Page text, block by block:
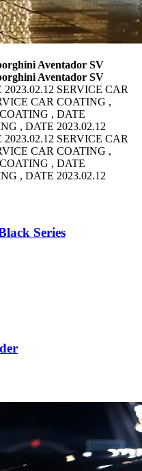
Aventador SV
Aventador SV
SERVICE CAR
CAR COATING ,
, DATE
, DATE 2023.02.12
SERVICE CAR
CAR COATING ,
, DATE
, DATE 2023.02.12
Series